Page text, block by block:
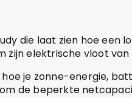
die laat zien hoe een
zijn elektrische vloot
je zonne-energie,
de beperkte